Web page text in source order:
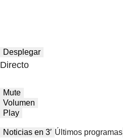
Desplegar
Directo
Mute
Volumen
Play
Noticias en 3′ Últimos programas